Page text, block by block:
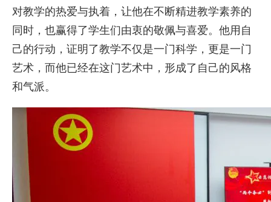
对教学的热爱与执着，让他在不断精进教学素养的
同时，也赢得了学生们由衷的敬佩与喜爱。他用自
己的行动，证明了教学不仅是一门科学，更是一门
艺术，而他已经在这门艺术中，形成了自己的风格
和气派。